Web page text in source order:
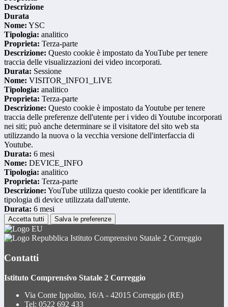
Descrizione
Durata
Nome: YSC
Tipologia: analitico
Proprieta: Terza-parte
Descrizione: Questo cookie è impostato da YouTube per tenere
traccia delle visualizzazioni dei video incorporati.
Durata: Sessione
Nome: VISITOR_INFO1_LIVE
Tipologia: analitico
Proprieta: Terza-parte
Descrizione: Questo cookie è impostato da Youtube per tenere
traccia delle preferenze dell'utente per i video di Youtube incorporati
nei siti; può anche determinare se il visitatore del sito web sta
utilizzando la nuova o la vecchia versione dell'interfaccia di
Youtube.
Durata: 6 mesi
Nome: DEVICE_INFO
Tipologia: analitico
Proprieta: Terza-parte
Descrizione: YouTube utilizza questo cookie per identificare la
tipologia di device utilizzata dall'utente.
Durata: 6 mesi
Accetta tutti Salva le preferenze
Istituto Comprensivo Statale 2 Correggio
Contatti
Istituto Comprensivo Statale 2 Correggio
Via Conte Ippolito, 16/A - 42015 Correggio (RE)
Tel: 0522 692 433